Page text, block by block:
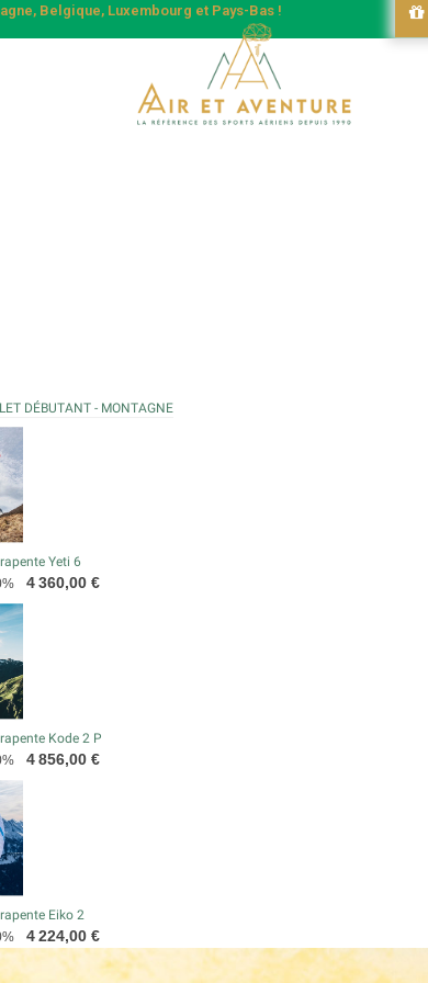
Belgique, Luxembourg et Pays-Bas !
DÉBUTANT - MONTAGNE
Yeti 6
Prix
4 360,00 €
Kode 2 P
Prix
4 856,00 €
Eiko 2
Prix
4 224,00 €